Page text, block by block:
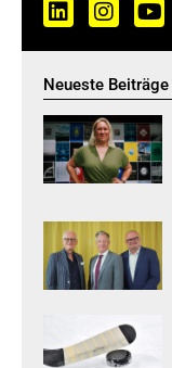
Neueste Beiträge